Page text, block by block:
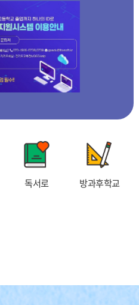
전
페
이
지
시
지
독서로 방과후학교